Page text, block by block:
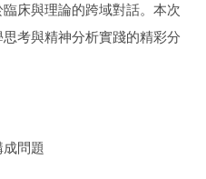
床與理論的跨域對話。本次
考與精神分析實踐的精彩分
問題